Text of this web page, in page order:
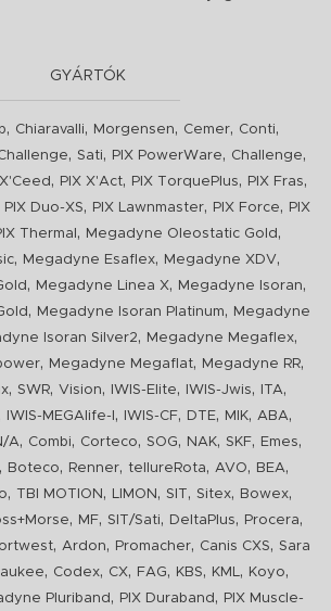
GYÁRTÓK
, Chiaravalli, Morgensen, Cemer, Conti,
, Sati, PIX PowerWare, Challenge,
, PIX X'Act, PIX TorquePlus, PIX Fras,
PIX Duo-XS, PIX Lawnmaster, PIX Force,
PIX
Thermal , Megadyne Oleostatic Gold ,
, Megadyne Esaflex, Megadyne XDV,
, Megadyne Linea X, Megadyne Isoran,
, Megadyne Isoran Platinum,
Megadyne
Isoran Silver2, Megadyne Megaflex,
, Megadyne Megaflat, Megadyne RR,
, SWR, Vision, IWIS-Elite, IWIS-Jwis, ITA,
IWIS-MEGAlife-I , IWIS-CF, DTE, MIK, ABA,
A, Combi, Corteco, SOG, NAK, SKF, Emes,
, Boteco, Renner, tellureRota, AVO, BEA,
, TBI MOTION , LIMON , SIT, Sitex, Bowex,
, MF, SIT/Sati, DeltaPlus, Procera,
, Ardon, Promacher, Canis CXS, Sara
, Codex, CX, FAG, KBS, KML, Koyo,
Pluriband , PIX Duraband , PIX Muscle-